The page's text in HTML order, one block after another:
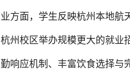
业方面，学生反映杭州本地航
杭州校区举办规模更大的就业
勤响应机制、丰富饮食选择与